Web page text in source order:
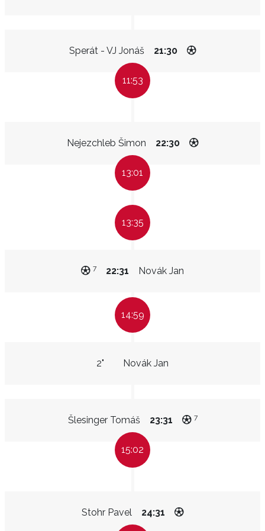
Sperát - VJ Jonáš 21:30
11:53
Nejezchleb Šimon 22:30
13:01
13:35
Novák Jan
22:31
7
14:59
Novák Jan
2"
Šlesinger Tomáš 23:31 7
15:02
Stohr Pavel 24:31